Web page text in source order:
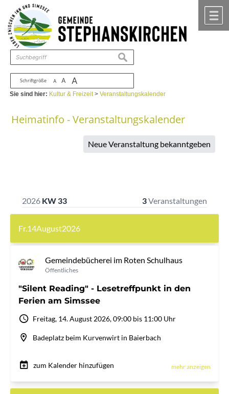
Zum Inhalt ,zur Navigation
Schriftgröße A A A
suchen
Sie sind hier: Kultur & Freizeit>Veranstaltungskalender
Heimatinfo - Veranstaltungskalender